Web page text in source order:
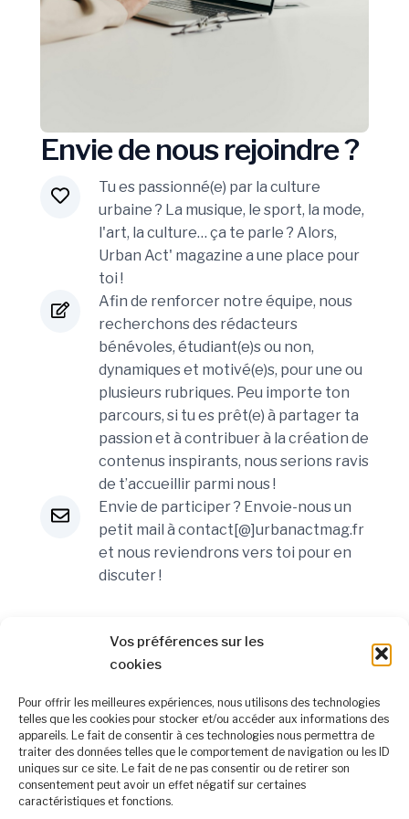
Vos préférences sur les
cookies
Pour offrir les meilleures expériences, nous utilisons des technologies
telles que les cookies pour stocker et/ou accéder aux informations des
appareils. Le fait de consentir à ces technologies nous permettra de
traiter des données telles que le comportement de navigation ou les ID
uniques sur ce site. Le fait de ne pas consentir ou de retirer son
consentement peut avoir un effet négatif sur certaines
caractéristiques et fonctions.
Envie de nous rejoindre ?
Tu es passionné(e) par la culture
urbaine ? La musique, le sport, la mode,
l'art, la culture… ça te parle ? Alors,
Urban Act' magazine a une place pour
toi !
Afin de renforcer notre équipe, nous
recherchons des rédacteurs
bénévoles, étudiant(e)s ou non,
dynamiques et motivé(e)s, pour une ou
plusieurs rubriques. Peu importe ton
parcours, si tu es prêt(e) à partager ta
passion et à contribuer à la création de
contenus inspirants, nous serions ravis
de t’accueillir parmi nous !
Envie de participer ? Envoie-nous un
petit mail à contact[@]urbanactmag.fr
et nous reviendrons vers toi pour en
discuter !
À propos
Mentions légales
Politique de confidentialité